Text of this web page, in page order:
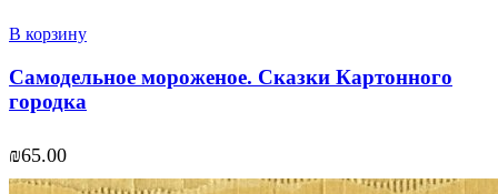
В корзину
Самодельное мороженое. Сказки Картонного
городка
₪65.00